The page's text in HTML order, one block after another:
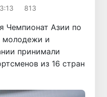
813
Чемпионат Азии по
молодежи и
принимали
из 16 стран